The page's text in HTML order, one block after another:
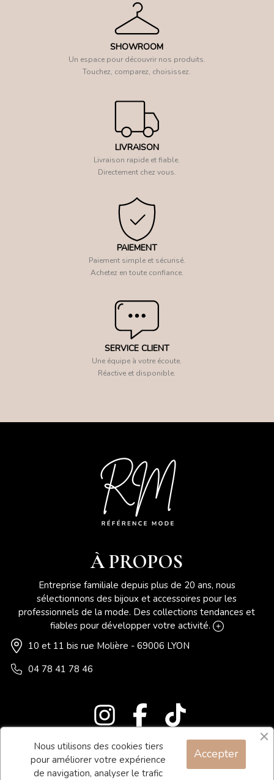
SHOWROOM
Un espace pour découvrir nos produits.
Touchez, comparez, choisissez.
LIVRAISON
Livraison rapide et fiable.
Directement chez vous.
PAIEMENT
Paiement simple et sécurisé.
Achetez en toute confiance.
SERVICE CLIENT
Une équipe à votre écoute.
Réactive et disponible.
À PROPOS
Entreprise familiale depuis plus de 20 ans, nous
sélectionnons des bijoux et accessoires pour les
professionnels de la mode. Des collections tendances et
fiables pour développer votre activité.
10 et 11 bis rue Molière - 69006 LYON
04 78 41 78 46
Blog
Contact
Nous utilisons des cookies tiers
pour améliorer votre expérience
de navigation, analyser le trafic
Accepter